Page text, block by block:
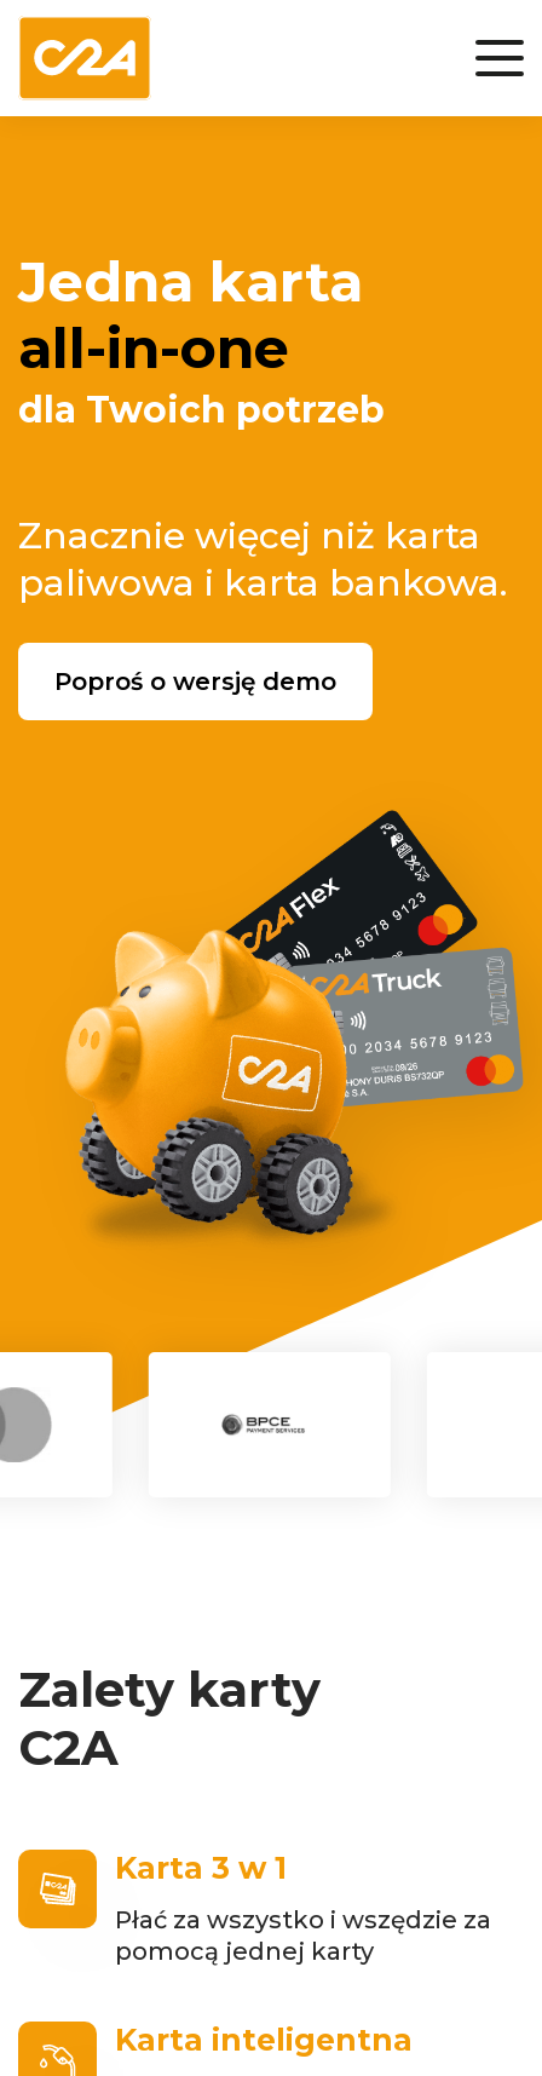
Jedna karta
all-in-one
dla Twoich potrzeb
Znacznie więcej niż karta
paliwowa i karta bankowa.
Poproś o wersję demo
Zalety karty
C2A
Karta 3 w 1
Płać za wszystko i wszędzie za
pomocą jednej karty
Karta inteligentna